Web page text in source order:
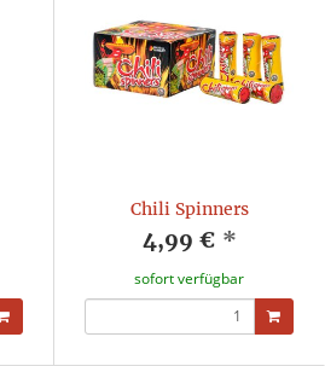
Chili Spinners
4,99 € *
sofort verfügbar